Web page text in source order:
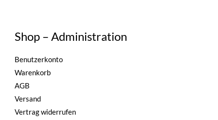
Shop – Administration
Benutzerkonto
Warenkorb
AGB
Versand
Vertrag widerrufen